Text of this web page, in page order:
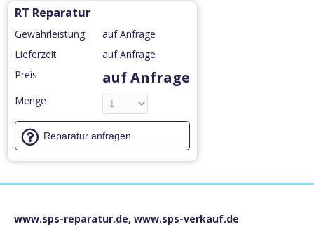
RT Reparatur
Gewährleistung
auf Anfrage
Lieferzeit
auf Anfrage
Preis
auf Anfrage
Menge
Reparatur anfragen
www.sps-reparatur.de, www.sps-verkauf.de